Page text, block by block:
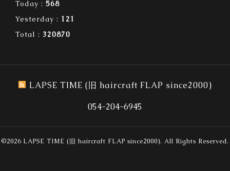
Today : 568
Yesterday : 121
Total : 320870
LAPSE TIME (旧 haircraft FLAP since2000)
054-204-6945
©2026 LAPSE TIME (旧 haircraft FLAP since2000). All Rights Reserved.